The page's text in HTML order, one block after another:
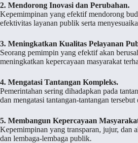
2. Mendorong Inovasi dan Perubahan.
Kepemimpinan yang efektif mendorong
efektivitas layanan publik serta
3. Meningkatkan Kualitas Pelayanan
Seorang pemimpin yang efektif akan
meningkatkan kepercayaan masyarakat
4. Mengatasi Tantangan Kompleks.
Pemerintahan sering dihadapkan pada
dan mengatasi tantangan-tantangan tersebut
5. Membangun Kepercayaan
Kepemimpinan yang transparan, jujur, dan
dan lembaga-lembaga publik.